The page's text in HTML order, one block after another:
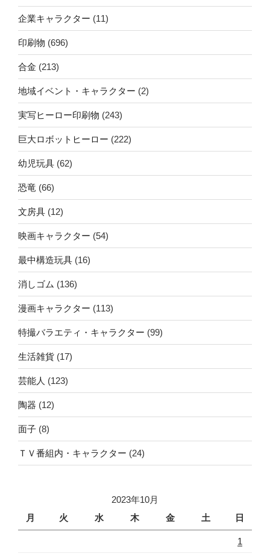
企業キャラクター (11)
印刷物 (696)
合金 (213)
地域イベント・キャラクター (2)
実写ヒーロー印刷物 (243)
巨大ロボットヒーロー (222)
幼児玩具 (62)
恐竜 (66)
文房具 (12)
映画キャラクター (54)
最中構造玩具 (16)
消しゴム (136)
漫画キャラクター (113)
特撮バラエティ・キャラクター (99)
生活雑貨 (17)
芸能人 (123)
陶器 (12)
面子 (8)
ＴＶ番組内・キャラクター (24)
2023年10月
月
火 水 木 金 土 日
1